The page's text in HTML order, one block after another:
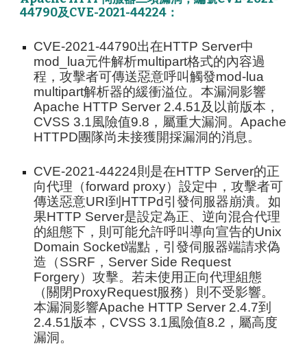
44790及CVE-2021-44224 ：
CVE-2021-44790出在HTTP Server中
mod_lua元件解析multipart格式的內容過
程，攻擊者可傳送惡意呼叫觸發mod-lua
multipart解析器的緩衝溢位。本漏洞影響
Apache HTTP Server 2.4.51及以前版本，
CVSS 3.1風險值9.8，屬重大漏洞。Apache
HTTPD團隊尚未接獲開採漏洞的消息。
CVE-2021-44224則是在HTTP Server的正
向代理（forward proxy）設定中，攻擊者可
傳送惡意URI到HTTPd引發伺服器崩潰。如
果HTTP Server是設定為正、逆向混合代理
的組態下，則可能允許呼叫導向宣告的Unix
Domain Socket端點，引發伺服器端請求偽
造（SSRF，Server Side Request
Forgery）攻擊。若未使用正向代理組態
（關閉ProxyRequest服務）則不受影響。
本漏洞影響Apache HTTP Server 2.4.7到
2.4.51版本，CVSS 3.1風險值8.2，屬高度
漏洞。